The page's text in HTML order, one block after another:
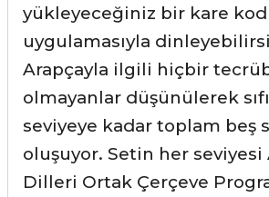
yükleyeceğiniz bir kare kod
uygulamasıyla
Arapçayla ilgili hiçbir
olmayanlar düşünülerek
seviyeye kadar toplam beş
oluşuyor. Setin her seviyesi
Dilleri Ortak Çerçeve